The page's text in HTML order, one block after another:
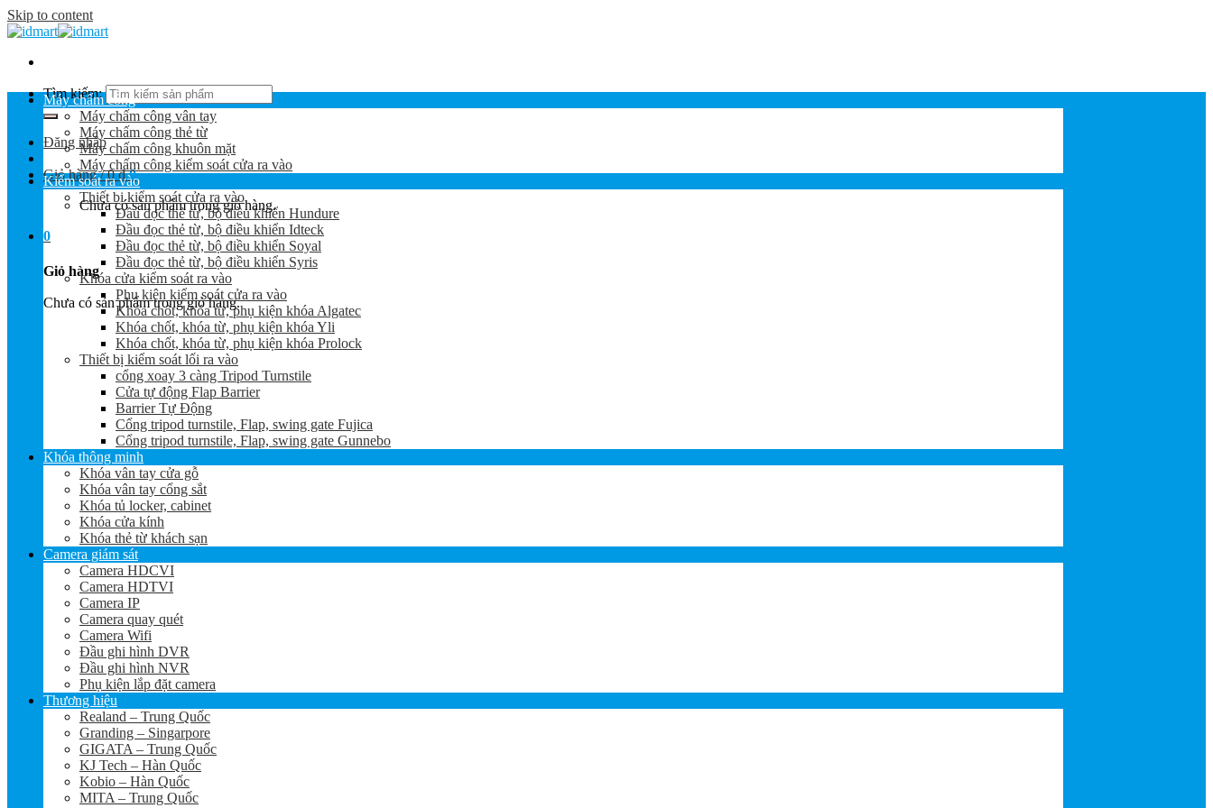
Skip to content
Tìm kiếm:
Đăng nhập
Giỏ hàng /0₫ 0
Chưa có sản phẩm trong giỏ hàng.
0
Giỏ hàng
Chưa có sản phẩm trong giỏ hàng.
Máy chấm công
Máy chấm công vân tay
Máy chấm công thẻ từ
Máy chấm công khuôn mặt
Máy chấm công kiểm soát cửa ra vào
Kiểm soát ra vào
Thiết bị kiểm soát cửa ra vào
Đầu đọc thẻ từ, bộ điều khiển Hundure
Đầu đọc thẻ từ, bộ điều khiển Idteck
Đầu đọc thẻ từ, bộ điều khiển Soyal
Đầu đọc thẻ từ, bộ điều khiển Syris
Khóa cửa kiểm soát ra vào
Phụ kiện kiểm soát cửa ra vào
Khóa chốt, khóa từ, phụ kiện khóa Algatec
Khóa chốt, khóa từ, phụ kiện khóa Yli
Khóa chốt, khóa từ, phụ kiện khóa Prolock
Thiết bị kiểm soát lối ra vào
cổng xoay 3 càng Tripod Turnstile
Cửa tự động Flap Barrier
Barrier Tự Động
Cổng tripod turnstile, Flap, swing gate Fujica
Cổng tripod turnstile, Flap, swing gate Gunnebo
Khóa thông minh
Khóa vân tay cửa gỗ
Khóa vân tay cổng sắt
Khóa tủ locker, cabinet
Khóa cửa kính
Khóa thẻ từ khách sạn
Camera giám sát
Camera HDCVI
Camera HDTVI
Camera IP
Camera quay quét
Camera Wifi
Đầu ghi hình DVR
Đầu ghi hình NVR
Phụ kiện lắp đặt camera
Thương hiệu
Realand – Trung Quốc
Granding – Singarpore
GIGATA – Trung Quốc
KJ Tech – Hàn Quốc
Kobio – Hàn Quốc
MITA – Trung Quốc